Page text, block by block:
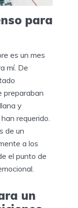
para
es un mes
mí. De
preparaban
y
requerido.
de un
a los
el punto de
un